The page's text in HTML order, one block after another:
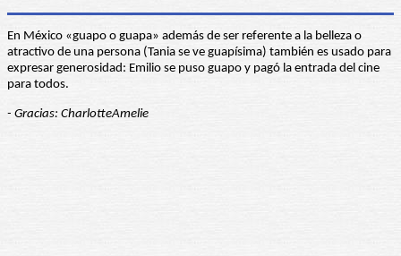
En México «guapo o guapa» además de ser referente a la belleza o
atractivo de una persona (Tania se ve guapísima) también es usado para
expresar generosidad: Emilio se puso guapo y pagó la entrada del cine
para todos.
- Gracias: CharlotteAmelie